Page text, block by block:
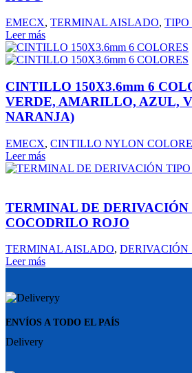
EMECX, TERMINAL AISLADO,
Leer más
CINTILLO 150X3.6mm 6
VERDE, AMARILLO, AZUL,
NARANJA)
EMECX, CINTILLO NYLON
Leer más
TERMINAL DE DERIVACIÓN
COCODRILO ROJO
TERMINAL AISLADO, DERIVACIÓN
Leer más
ENVÍOS A TODO EL PAÍS
Delivery